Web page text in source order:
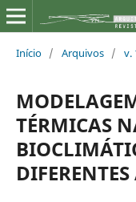
Início / Arquivos / v.
TÉRMICAS